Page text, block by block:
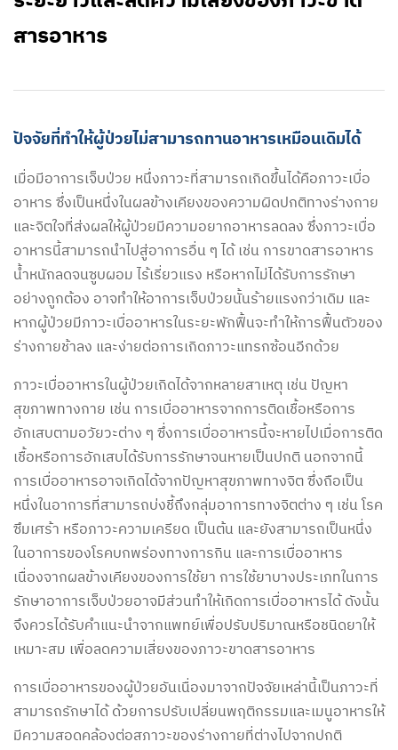
สารอาหาร
ปัจจัยที่ทำให้ผู้ป่วยไม่สามารถทานอาหารเหมือนเดิมได้
เมื่อมีอาการเจ็บป่วย หนึ่งภาวะที่สามารถเกิดขึ้นได้คือภาวะเบื่อ
อาหาร ซึ่งเป็นหนึ่งในผลข้างเคียงของความผิดปกติทางร่างกาย
และจิตใจที่ส่งผลให้ผู้ป่วยมีความอยากอาหารลดลง ซึ่งภาวะเบื่อ
อาหารนี้สามารถนำไปสู่อาการอื่น ๆ ได้ เช่น การขาดสารอาหาร
น้ำหนักลดจนซูบผอม ไร้เรี่ยวแรง หรือหากไม่ได้รับการรักษา
อย่างถูกต้อง อาจทำให้อาการเจ็บป่วยนั้นร้ายแรงกว่าเดิม และ
หากผู้ป่วยมีภาวะเบื่ออาหารในระยะพักฟื้นจะทำให้การฟื้นตัวของ
ร่างกายช้าลง และง่ายต่อการเกิดภาวะแทรกซ้อนอีกด้วย
ภาวะเบื่ออาหารในผู้ป่วยเกิดได้จากหลายสาเหตุ เช่น ปัญหา
สุขภาพทางกาย เช่น การเบื่ออาหารจากการติดเชื้อหรือการ
อักเสบตามอวัยวะต่าง ๆ ซึ่งการเบื่ออาหารนี้จะหายไปเมื่อการติด
เชื้อหรือการอักเสบได้รับการรักษาจนหายเป็นปกติ นอกจากนี้
การเบื่ออาหารอาจเกิดได้จากปัญหาสุขภาพทางจิต ซึ่งถือเป็น
หนึ่งในอาการที่สามารถบ่งชี้ถึงกลุ่มอาการทางจิตต่าง ๆ เช่น โรค
ซึมเศร้า หรือภาวะความเครียด เป็นต้น และยังสามารถเป็นหนึ่ง
ในอาการของโรคบกพร่องทางการกิน และการเบื่ออาหาร
เนื่องจากผลข้างเคียงของการใช้ยา การใช้ยาบางประเภทในการ
รักษาอาการเจ็บป่วยอาจมีส่วนทำให้เกิดการเบื่ออาหารได้ ดังนั้น
จึงควรได้รับคำแนะนำจากแพทย์เพื่อปรับปริมาณหรือชนิดยาให้
เหมาะสม เพื่อลดความเสี่ยงของภาวะขาดสารอาหาร
การเบื่ออาหารของผู้ป่วยอันเนื่องมาจากปัจจัยเหล่านี้เป็นภาวะที่
สามารถรักษาได้ ด้วยการปรับเปลี่ยนพฤติกรรมและเมนูอาหารให้
มีความสอดคล้องต่อสภาวะของร่างกายที่ต่างไปจากปกติ